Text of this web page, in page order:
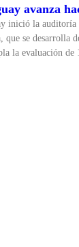
avanza
inició la
que se desarrolla
la evaluación de